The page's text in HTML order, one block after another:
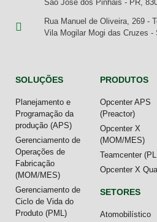
São José dos Pinhais - PR,
Rua Manuel de Oliveira, 269 -
Vila Mogilar Mogi das Cruzes -
SOLUÇÕES
Planejamento e
Programação da
produção (APS)
Gerenciamento de
Operações de
Fabricação
(MOM/MES)
Gerenciamento de
Ciclo de Vida do
Produto (PML)
PRODUTOS
Opcenter APS
(Preactor)
Opcenter X
(MOM/MES)
Teamcenter
Opcenter X
SETORES
Atomobilístico